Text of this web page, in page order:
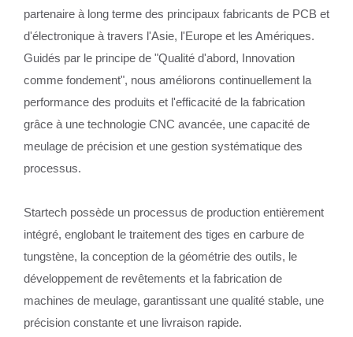
partenaire à long terme des principaux fabricants de PCB et
d'électronique à travers l'Asie, l'Europe et les Amériques.
Guidés par le principe de "Qualité d'abord, Innovation
comme fondement", nous améliorons continuellement la
performance des produits et l'efficacité de la fabrication
grâce à une technologie CNC avancée, une capacité de
meulage de précision et une gestion systématique des
processus.
Startech possède un processus de production entièrement
intégré, englobant le traitement des tiges en carbure de
tungstène, la conception de la géométrie des outils, le
développement de revêtements et la fabrication de
machines de meulage, garantissant une qualité stable, une
précision constante et une livraison rapide.